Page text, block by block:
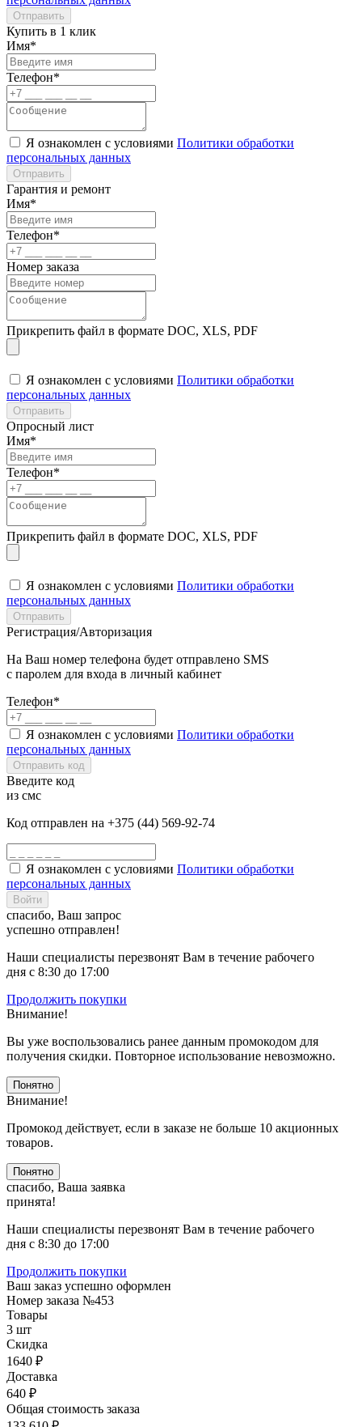
Отправить
Купить в 1 клик
Имя*
Телефон*
Я ознакомлен с условиями Политики обработки
персональных данных
Отправить
Гарантия и ремонт
Имя*
Телефон*
Номер заказа
Прикрепить файл в формате DOC, XLS, PDF
Я ознакомлен с условиями Политики обработки
персональных данных
Отправить
Опросный лист
Имя*
Телефон*
Прикрепить файл в формате DOC, XLS, PDF
Я ознакомлен с условиями Политики обработки
персональных данных
Отправить
Регистрация/Авторизация
На Ваш номер телефона будет отправлено SMS
с паролем для входа в личный кабинет
Телефон*
Я ознакомлен с условиями Политики обработки
персональных данных
Отправить код
Введите код
из смс
Код отправлен на +375 (44) 569-92-74
Я ознакомлен с условиями Политики обработки
персональных данных
Войти
спасибо, Ваш запрос
успешно отправлен!
Наши специалисты перезвонят Вам в течение рабочего
дня с 8:30 до 17:00
Продолжить покупки
Внимание!
Вы уже воспользовались ранее данным промокодом для
получения скидки. Повторное использование невозможно.
Понятно
Внимание!
Промокод действует, если в заказе не больше 10 акционных
товаров.
Понятно
спасибо, Ваша заявка
принята!
Наши специалисты перезвонят Вам в течение рабочего
дня с 8:30 до 17:00
Продолжить покупки
Ваш заказ успешно оформлен
Номер заказа №453
Товары
3 шт
Скидка
1640 ₽
Доставка
640 ₽
Общая стоимость заказа